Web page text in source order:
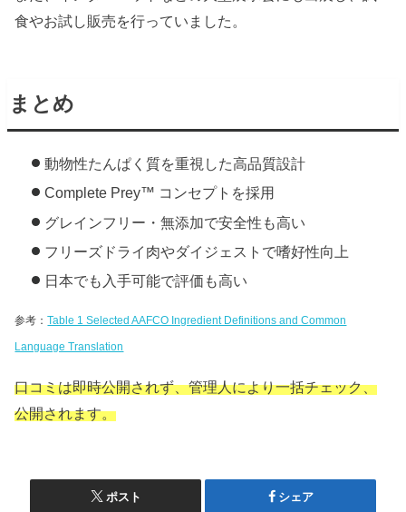
食やお試し販売を行っていました。
まとめ
動物性たんぱく質を重視した高品質設計
Complete Prey™ コンセプトを採用
グレインフリー・無添加で安全性も高い
フリーズドライ肉やダイジェストで嗜好性向上
日本でも入手可能で評価も高い
参考：Table 1 Selected AAFCO Ingredient Definitions and Common
Language Translation
口コミは即時公開されず、管理人により一括チェック、
公開されます。
ポスト シェア